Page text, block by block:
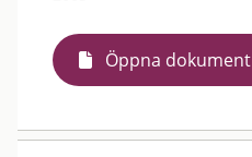
Öppna dokument